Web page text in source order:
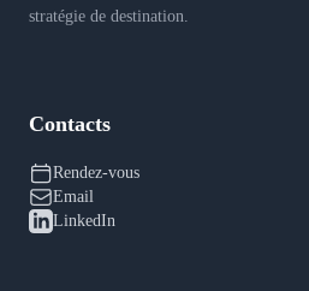
stratégie de destination.
Contacts
Rendez-vous
Email
LinkedIn